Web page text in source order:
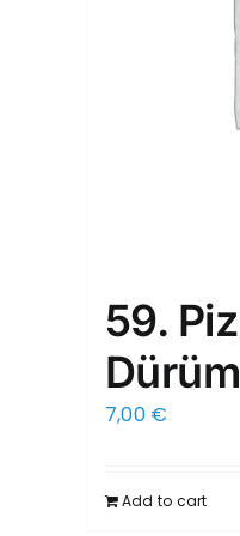
59.
Dürüm
7,00 €
Add to cart